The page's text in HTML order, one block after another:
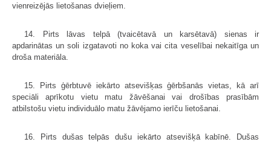
vienreizējās lietošanas dvieļiem.
14. Pirts lāvas telpā (tvaicētavā un karsētavā) sienas ir
apdarinātas un soli izgatavoti no koka vai cita veselībai nekaitīga un
droša materiāla.
15. Pirts ģērbtuvē iekārto atsevišķas ģērbšanās vietas, kā arī
speciāli aprīkotu vietu matu žāvēšanai vai drošības prasībām
atbilstošu vietu individuālo matu žāvējamo ierīču lietošanai.
16. Pirts dušas telpās dušu iekārto atsevišķā kabīnē. Dušas